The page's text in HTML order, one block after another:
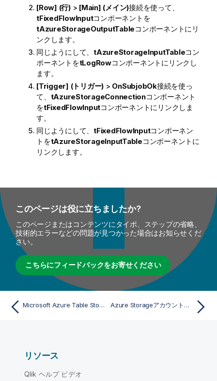
[Row] (行)> [Main] (メイン)接続を使って、
tFixedFlowInputコンポーネントを
tAzureStorageOutputTableコンポーネントにリ
ンクします。
同じようにして、 tAzureStorageInputTableコン
ポーネントをtLogRowコンポーネントにリンクし
ます。
[Trigger] (トリガー) > OnSubjobOk接続を使っ
て、 tAzureStorageConnectionコンポーネント
をtFixedFlowInputコンポーネントにリンクしま
す。
同じようにして、 tFixedFlowInputコンポーネン
トをtAzureStorageInputTableコンポーネントに
リンクします。
このページは役に立ちましたか?
このページまたはコンテンツにタイポ、ステップの省略、
技術的エラーなどの問題が見つかった場合はお知らせくだ
さい。
こちらにフィードバックをお寄せください
Microsoft Azure Table Storageでデータを処理 Azure Storageアカウントに接続
リソース
Qlik ヘルプ ビデオ